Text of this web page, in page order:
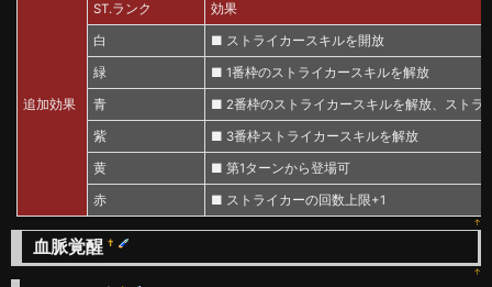
追加効果
ST.ランク 効果
白 ■ ストライカースキルを開放
緑 ■ 1番枠のストライカースキルを解放
青 ■ 2番枠のストライカースキルを解放、ストラ
紫 ■ 3番枠ストライカースキルを解放
黄 ■ 第1ターンから登場可
赤 ■ ストライカーの回数上限+1
↑
血脈覚醒 †
↑